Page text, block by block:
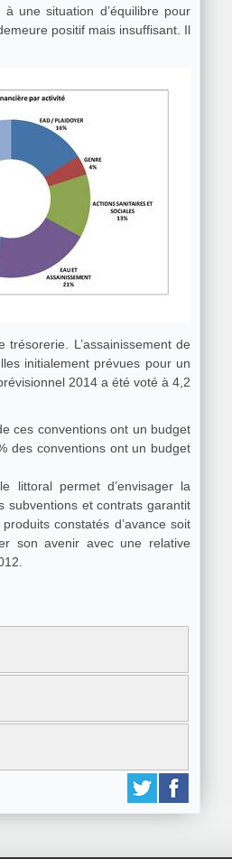
une situation d’équilibre pour
positif mais insuffisant. Il
L’assainissement de
initialement prévues pour un
2014 a été voté à 4,2
ces conventions ont un budget
des conventions ont un budget
littoral permet d’envisager la
subventions et contrats garantit
constatés d’avance soit
son avenir avec une relative